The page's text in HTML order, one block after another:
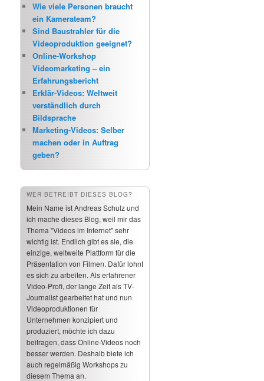
Wie viele Personen braucht
ein Kamerateam?
Sind Baustrahler für die
Videoproduktion geeignet?
Online-Workshop
Videomarketing – ein
Erfahrungsbericht
Erklär-Videos: Weltweit
verständlich durch
Bildsprache
Marketing-Videos: Selber
machen oder in Auftrag
geben?
WER BETREIBT DIESES BLOG?
Mein Name ist Andreas Schulz und
ich mache dieses Blog, weil mir das
Thema "Videos im Internet" sehr
wichtig ist. Endlich gibt es sie, die
einzige, weltweite Plattform für die
Präsentation von Filmen. Dafür lohnt
es sich zu arbeiten. Als erfahrener
Video-Profi, der lange Zeit als TV-
Journalist gearbeitet hat und nun
Videoproduktionen für
Unternehmen konzipiert und
produziert, möchte ich dazu
beitragen, dass Online-Videos noch
besser werden. Deshalb biete ich
auch regelmäßig Workshops zu
diesem Thema an.